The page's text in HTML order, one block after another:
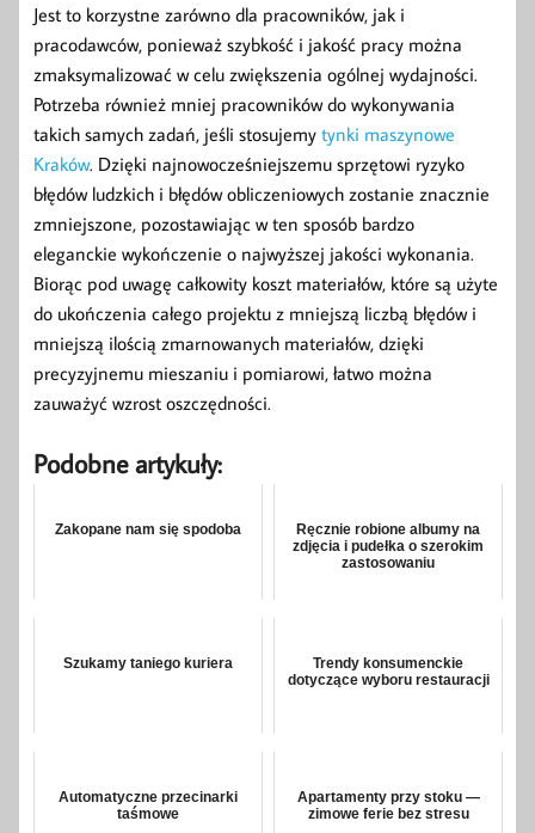
Jest to korzystne zarówno dla pracowników, jak i
pracodawców, ponieważ szybkość i jakość pracy można
zmaksymalizować w celu zwiększenia ogólnej wydajności.
Potrzeba również mniej pracowników do wykonywania
takich samych zadań, jeśli stosujemy tynki maszynowe
Kraków. Dzięki najnowocześniejszemu sprzętowi ryzyko
błędów ludzkich i błędów obliczeniowych zostanie znacznie
zmniejszone, pozostawiając w ten sposób bardzo
eleganckie wykończenie o najwyższej jakości wykonania.
Biorąc pod uwagę całkowity koszt materiałów, które są użyte
do ukończenia całego projektu z mniejszą liczbą błędów i
mniejszą ilością zmarnowanych materiałów, dzięki
precyzyjnemu mieszaniu i pomiarowi, łatwo można
zauważyć wzrost oszczędności.
Podobne artykuły:
Zakopane nam się spodoba
Ręcznie robione albumy na
zdjęcia i pudełka o szerokim
zastosowaniu
Szukamy taniego kuriera
Trendy konsumenckie
dotyczące wyboru restauracji
Automatyczne przecinarki
taśmowe
Apartamenty przy stoku —
zimowe ferie bez stresu